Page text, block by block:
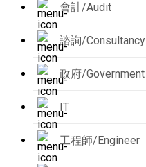
會計/Audit
諮詢/Consultancy
政府/Government
IT
工程師/Engineer